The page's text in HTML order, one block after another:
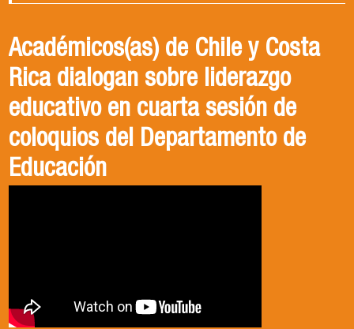
Académicos(as) de Chile y Costa
Rica dialogan sobre liderazgo
educativo en cuarta sesión de
coloquios del Departamento de
Educación